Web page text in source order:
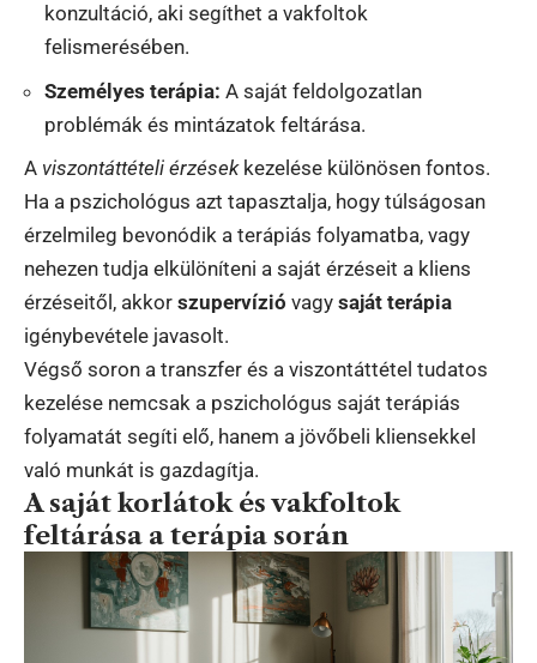
konzultáció, aki segíthet a vakfoltok
felismerésében.
Személyes terápia: A saját feldolgozatlan
problémák és mintázatok feltárása.
A viszontáttételi érzésekkezelése különösen fontos.
Ha a pszichológus azt tapasztalja, hogy túlságosan
érzelmileg bevonódik a terápiás folyamatba, vagy
nehezen tudja elkülöníteni a saját érzéseit a kliens
érzéseitől, akkor szupervízió vagy saját terápia
igénybevétele javasolt.
Végső soron a transzfer és a viszontáttétel tudatos
kezelése nemcsak a pszichológus saját terápiás
folyamatát segíti elő, hanem a jövőbeli kliensekkel
való munkát is gazdagítja.
A saját korlátok és vakfoltok
feltárása a terápia során